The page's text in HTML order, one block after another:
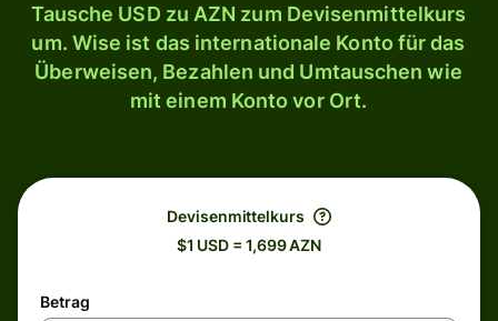
Tausche USD zu AZN zum Devisenmittelkurs
um. Wise ist das internationale Konto für das
Überweisen, Bezahlen und Umtauschen wie
mit einem Konto vor Ort.
Devisenmittelkurs
$1 USD = 1,699 AZN
Betrag